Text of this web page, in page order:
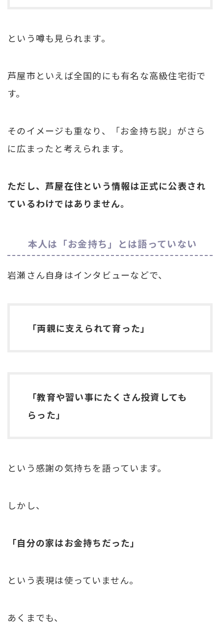
という噂も見られます。
芦屋市といえば全国的にも有名な高級住宅街で
す。
そのイメージも重なり、「お金持ち説」がさら
に広まったと考えられます。
ただし、芦屋在住という情報は正式に公表され
ているわけではありません。
本人は「お金持ち」とは語っていない
岩瀬さん自身はインタビューなどで、
「両親に支えられて育った」
「教育や習い事にたくさん投資しても
らった」
という感謝の気持ちを語っています。
しかし、
「自分の家はお金持ちだった」
という表現は使っていません。
あくまでも、